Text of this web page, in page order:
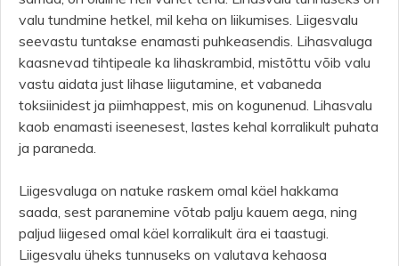
valu tundmine hetkel, mil keha on liikumises. Liigesvalu
seevastu tuntakse enamasti puhkeasendis. Lihasvaluga
kaasnevad tihtipeale ka lihaskrambid, mistõttu võib valu
vastu aidata just lihase liigutamine, et vabaneda
toksiinidest ja piimhappest, mis on kogunenud. Lihasvalu
kaob enamasti iseenesest, lastes kehal korralikult puhata
ja paraneda.
Liigesvaluga on natuke raskem omal käel hakkama
saada, sest paranemine võtab palju kauem aega, ning
paljud liigesed omal käel korralikult ära ei taastugi.
Liigesvalu üheks tunnuseks on valutava kehaosa